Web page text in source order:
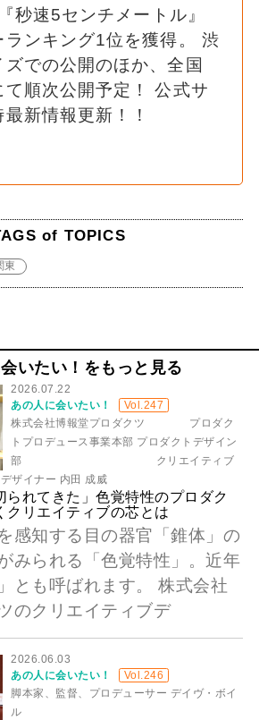
秒速5センチメートル』
ランキング1位を獲得。 渋
での公開のほか、全国
順次公開予定！ 公式サ
新情報更新！！
of TOPICS
東
いたい！をもっと見る
2026.07.22
あの人に会いたい！
Vol.247
株式会社博報堂プロダクツ プロダク
トプロデュース事業本部 プロダクトデザイン
部 クリエイティブ
ザイナー 内田 成威
られてきた」色覚特性のプロダク
クリエイティブの芯とは
感知する目の器官「錐体」の
みられる「色覚特性」。近年
とも呼ばれます。 株式会社
のクリエイティブデ
2026.06.03
あの人に会いたい！
Vol.246
脚本家、監督、プロデューサー デイヴ・ボイ
ル